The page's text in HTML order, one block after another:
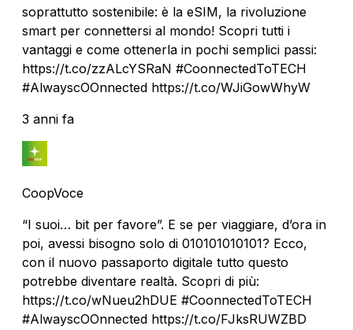
soprattutto sostenibile: è la eSIM, la rivoluzione
smart per connettersi al mondo! Scopri tutti i
vantaggi e come ottenerla in pochi semplici passi:
https://t.co/zzALcYSRaN #CoonnectedToTECH
#AlwayscOOnnected https://t.co/WJiGowWhyW
3 anni fa
CoopVoce
“I suoi… bit per favore”. E se per viaggiare, d’ora in
poi, avessi bisogno solo di 010101010101? Ecco,
con il nuovo passaporto digitale tutto questo
potrebbe diventare realtà. Scopri di più:
https://t.co/wNueu2hDUE #CoonnectedToTECH
#AlwayscOOnnected https://t.co/FJksRUWZBD